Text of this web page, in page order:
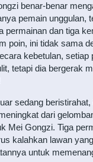
benar-benar
pemain unggulan,
permainan dan tiga
poin, ini tidak sama
kebetulan, setiap
tetapi dia bergerak
sedang
dari
Mei Gongzi. Tiga
kalahkan lawan
untuk